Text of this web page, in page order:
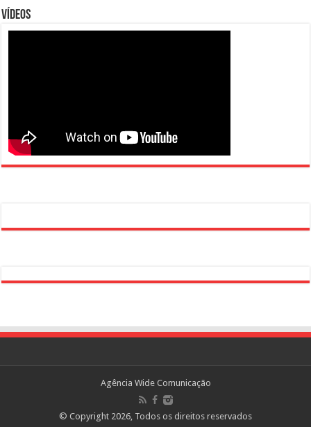
Vídeos
Agência Wide Comunicação
© Copyright 2026, Todos os direitos reservados